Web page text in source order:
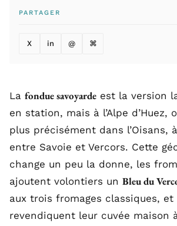
PARTAGER
X in @ ⌘
La fondue savoyarde est la version
en station, mais à l’Alpe d’Huez,
plus précisément dans l’Oisans,
entre Savoie et Vercors. Cette
change un peu la donne, les
ajoutent volontiers un Bleu du
aux trois fromages classiques,
revendiquent leur cuvée maison